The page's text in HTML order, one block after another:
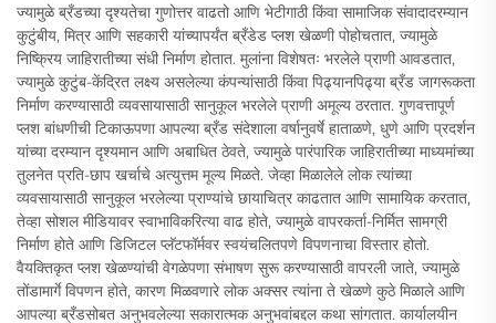
ज्यामुळे ब्रँडच्या दृश्यतेचा गुणोत्तर वाढतो आणि भेटीगाठी किंवा सामाजिक संवादादरम्यान
कुटुंबीय, मित्र आणि सहकारी यांच्यापर्यंत ब्रँडेड प्लश खेळणी पोहोचतात, ज्यामुळे
निष्क्रिय जाहिरातीच्या संधी निर्माण होतात. मुलांना विशेषतः भरलेले प्राणी आवडतात,
ज्यामुळे कुटुंब-केंद्रित लक्ष्य असलेल्या कंपन्यांसाठी किंवा पिढ्यानपिढ्या ब्रँड जागरूकता
निर्माण करण्यासाठी व्यवसायासाठी सानुकूल भरलेले प्राणी अमूल्य ठरतात. गुणवत्तापूर्ण
प्लश बांधणीची टिकाऊपणा आपल्या ब्रँड संदेशाला वर्षानुवर्षे हाताळणे, धुणे आणि प्रदर्शन
यांच्या दरम्यान दृश्यमान आणि अबाधित ठेवते, ज्यामुळे पारंपारिक जाहिरातीच्या माध्यमांच्या
तुलनेत प्रति-छाप खर्चाचे अत्युत्तम मूल्य मिळते. जेव्हा मिळालेले लोक त्यांच्या
व्यवसायासाठी सानुकूल भरलेल्या प्राण्यांचे छायाचित्र काढतात आणि सामायिक करतात,
तेव्हा सोशल मीडियावर स्वाभाविकरित्या वाढ होते, ज्यामुळे वापरकर्ता-निर्मित सामग्री
निर्माण होते आणि डिजिटल प्लॅटफॉर्मवर स्वयंचलितपणे विपणनाचा विस्तार होतो.
वैयक्तिकृत प्लश खेळण्यांची वेगळेपणा संभाषण सुरू करण्यासाठी वापरली जाते, ज्यामुळे
तोंडामार्गे विपणन होते, कारण मिळवणारे लोक अक्सर त्यांना ते खेळणे कुठे मिळाले आणि
आपल्या ब्रँडसोबत अनुभवलेल्या सकारात्मक अनुभवांबद्दल कथा सांगतात. कार्यालयीन